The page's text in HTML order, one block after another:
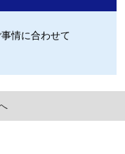
情に合わせて